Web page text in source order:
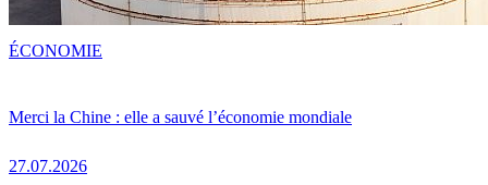
Merci la Chine : elle a sauvé l’économie mondiale
27.07.2026
ÉCONOMIE